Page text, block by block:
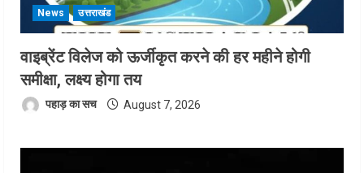
News उत्तराखंड
वाइब्रेंट विलेज को ऊर्जीकृत करने की हर महीने होगी
समीक्षा, लक्ष्य होगा तय
पहाड़ का सच August 7, 2026